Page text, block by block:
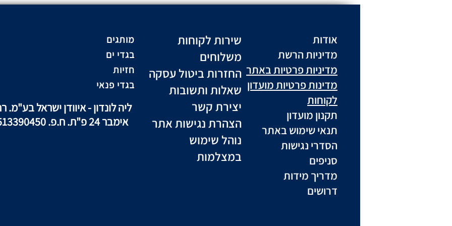
מותגים
בגדי ים
חזיות
בגדי פנאי
ליה לונדון - איוודן ישראל בע"מ.
אימבר 24 פ"ת. ח.פ. 513390450
שירות לקוחות
משלוחים
החזרות ביטול עסקה
שאלות ותשובות
יצירת קשר
הצהרת נגישות אתר
נוהל שימוש
במצלמות
אודות
מדיניות הרשת
מדיניות פרטיות באתר
מדינות פרטיות מועדון
לקוחות
תקנון מועדון
תנאי שימוש באתר
הסדרי נגישות
סניפים
מדריך מידות
דרושים